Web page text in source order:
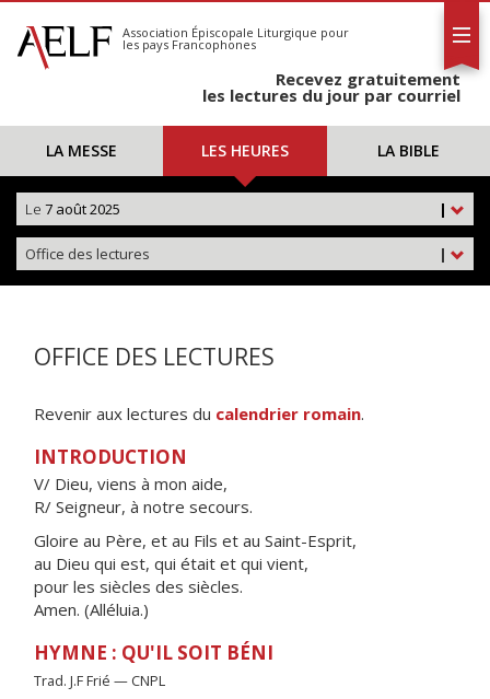
S'abonner
Calendrier
Association Épiscopale Liturgique pour
les pays Francophones
Recevez gratuitement
les lectures du jour par courriel
LA MESSE LES HEURES LA BIBLE
|
Le 7 août 2025
|
Office des lectures
OFFICE DES LECTURES
Revenir aux lectures du calendrier romain.
INTRODUCTION
V/ Dieu, viens à mon aide,
R/ Seigneur, à notre secours.
Gloire au Père, et au Fils et au Saint-Esprit,
au Dieu qui est, qui était et qui vient,
pour les siècles des siècles.
Amen. (Alléluia.)
HYMNE : QU'IL SOIT BÉNI
Trad. J.F Frié — CNPL